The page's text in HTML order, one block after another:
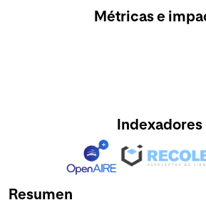
Métricas e
Indexadores
Resumen